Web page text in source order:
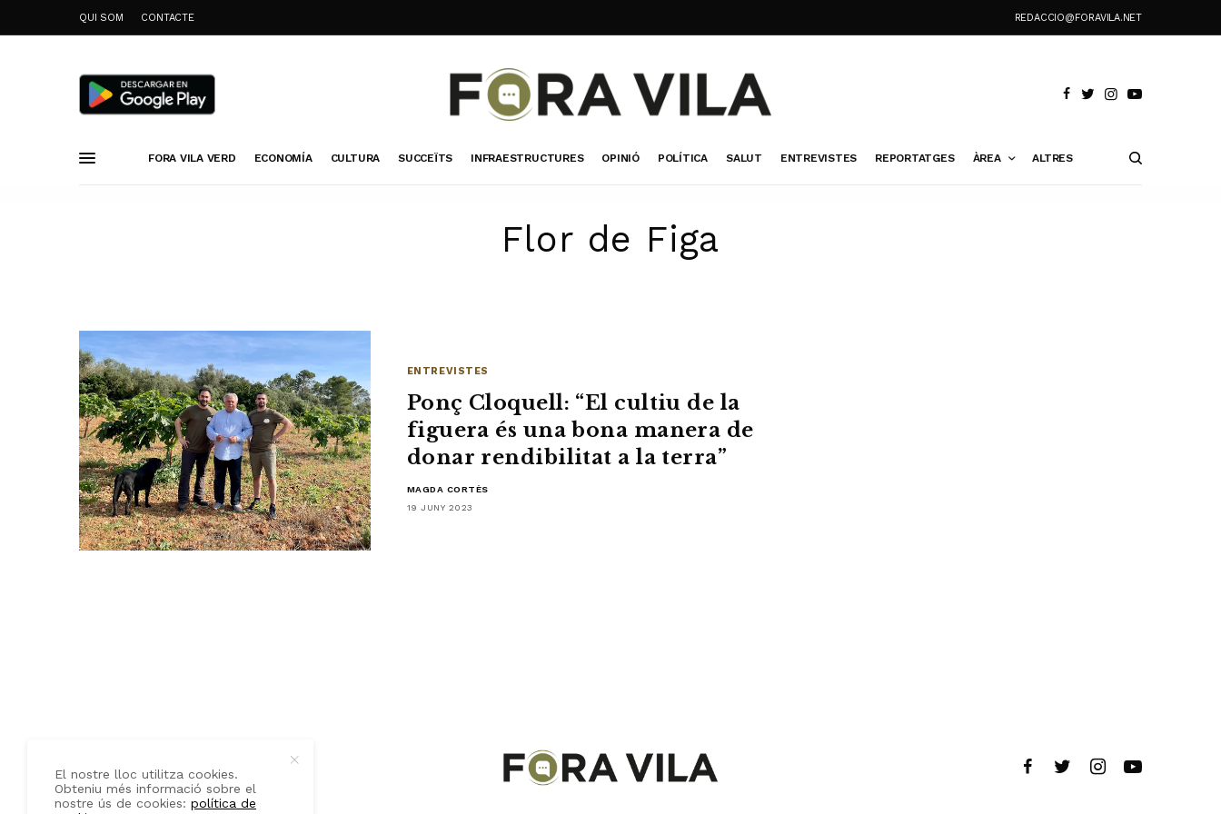
QUI SOM CONTACTE REDACCIO@FORAVILA.NET
FORA VILA VERD ECONOMÍA CULTURA SUCCEÏTS INFRAESTRUCTURES OPINIÓ POLÍTICA SALUT ENTREVISTES REPORTATGES ÀREA ALTRES
Flor de Figa
ENTREVISTES
Ponç Cloquell: “El cultiu de la
figuera és una bona manera de
donar rendibilitat a la terra”
MAGDA CORTÈS
19 JUNY 2023
QUI SOM CONTACTE
El nostre lloc utilitza cookies.
Obteniu més informació sobre el
nostre ús de cookies:política de